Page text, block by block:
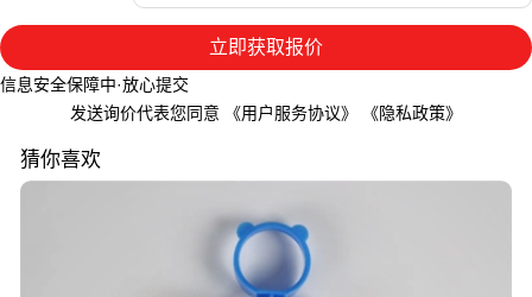
立即获取报价
信息安全保障中·放心提交
发送询价代表您同意 《用户服务协议》 《隐私政策》
猜你喜欢